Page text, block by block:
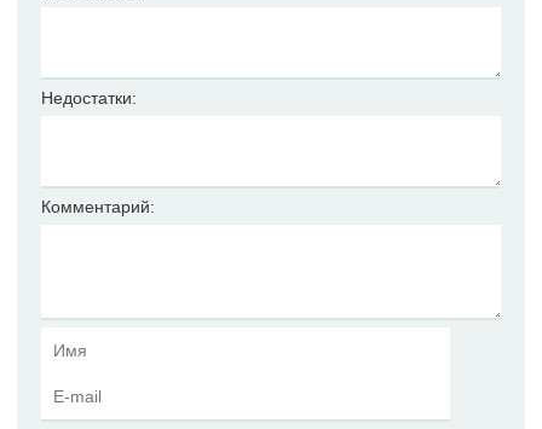
Недостатки:
Комментарий: